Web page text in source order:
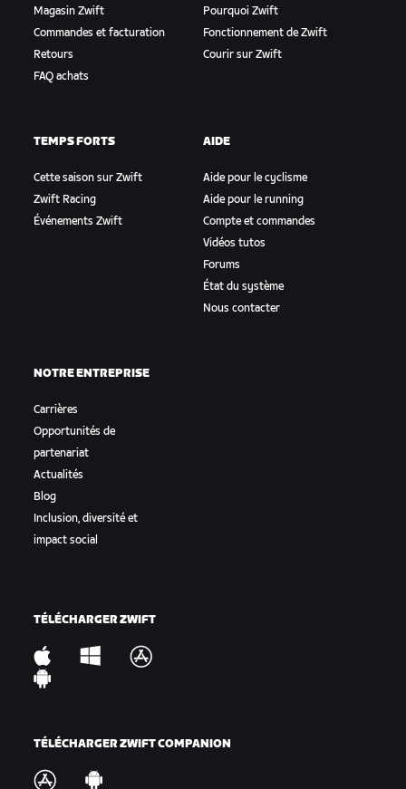
Magasin Zwift
Commandes et facturation
Retours
FAQ achats
Pourquoi Zwift
Fonctionnement de Zwift
Courir sur Zwift
TEMPS FORTS
Cette saison sur Zwift
Zwift Racing
Événements Zwift
AIDE
Aide pour le cyclisme
Aide pour le running
Compte et commandes
Vidéos tutos
Forums
État du système
Nous contacter
NOTRE ENTREPRISE
Carrières
Opportunités de
partenariat
Actualités
Blog
Inclusion, diversité et
impact social
TÉLÉCHARGER ZWIFT
TÉLÉCHARGER ZWIFT COMPANION